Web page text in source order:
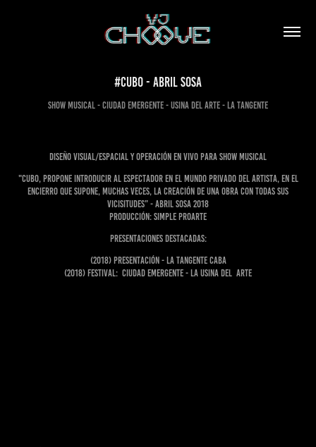
#CUBO - Abril Sosa
Diseño Visual/Espacial y operación en vivo para show musical
"Cubo, propone introducir al espectador en el mundo privado del artista, en el
encierro que supone, muchas veces, la creación de una obra con todas sus
vicisitudes” - Abril Sosa 2018
Producción: Simple ProArte
Presentaciones Destacadas:
(2018) Presentación - La Tangente CABA
(2018) Festival: Ciudad Emergente - La Usina del Arte